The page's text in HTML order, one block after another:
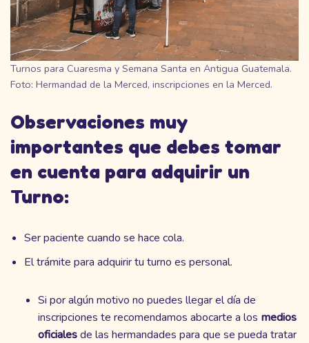
Turnos para Cuaresma y Semana Santa en Antigua Guatemala.
Foto: Hermandad de la Merced, inscripciones en la Merced.
Observaciones muy
importantes que debes tomar
en cuenta para adquirir un
Turno:
Ser paciente cuando se hace cola.
El trámite para adquirir tu turno es personal.
Si por algún motivo no puedes llegar el día de
inscripciones te recomendamos abocarte a los medios
oficialesde las hermandades para que se pueda tratar